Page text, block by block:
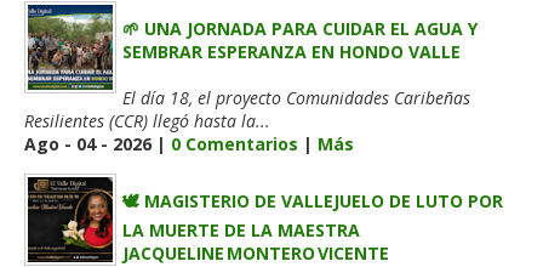
🌱 UNA JORNADA PARA CUIDAR EL AGUA Y
SEMBRAR ESPERANZA EN HONDO VALLE
El día 18, el proyecto Comunidades Caribeñas
Resilientes (CCR) llegó hasta la...
Ago - 04 - 2026 | 0 Comentarios | Más
🕊️ MAGISTERIO DE VALLEJUELO DE LUTO POR
LA MUERTE DE LA MAESTRA
JACQUELINE MONTERO VICENTE